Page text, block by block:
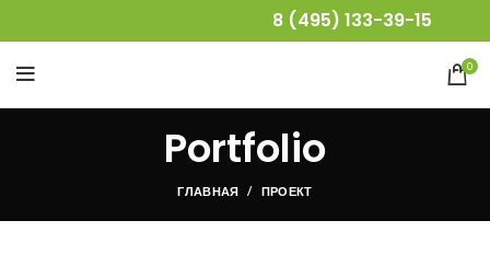
8 (495) 133-39-15
0
Portfolio
ГЛАВНАЯ ПРОЕКТ